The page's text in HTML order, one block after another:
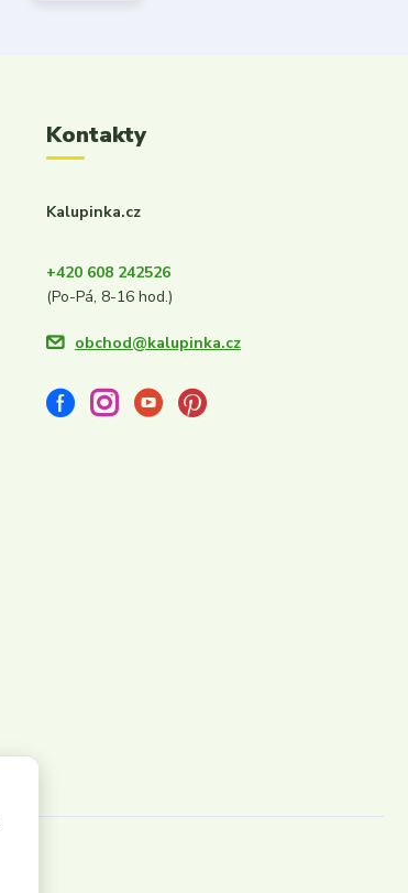
Kontakty
Kalupinka.cz
+420 608 242526
(Po-Pá, 8-16 hod.)
obchod@kalupinka.cz